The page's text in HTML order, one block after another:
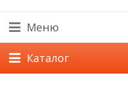
Меню
Каталог